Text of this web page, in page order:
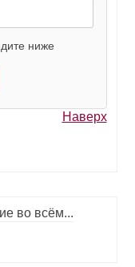
ниже
Наверх
во всём...